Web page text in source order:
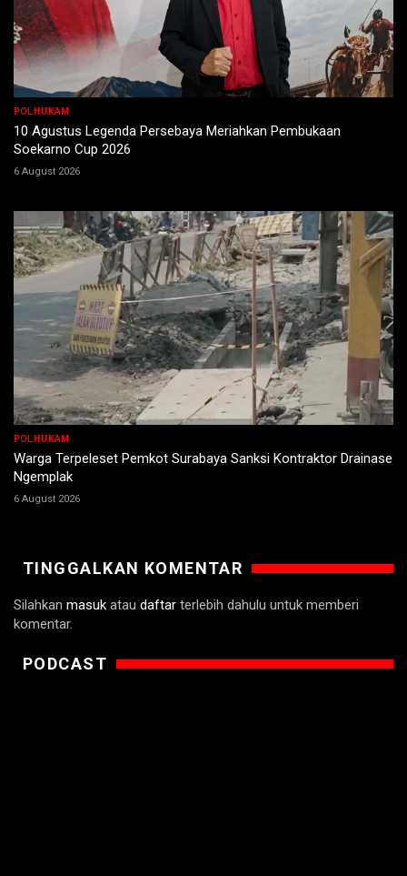
POLHUKAM
10 Agustus Legenda Persebaya Meriahkan Pembukaan
Soekarno Cup 2026
6 August 2026
POLHUKAM
Warga Terpeleset Pemkot Surabaya Sanksi Kontraktor Drainase
Ngemplak
6 August 2026
TINGGALKAN KOMENTAR
Silahkan masuk atau daftar terlebih dahulu untuk memberi
komentar.
PODCAST